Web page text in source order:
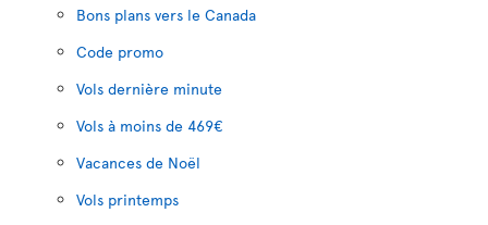
Bons plans vers le Canada
Code promo
Vols dernière minute
Vols à moins de 469€
Vacances de Noël
Vols printemps